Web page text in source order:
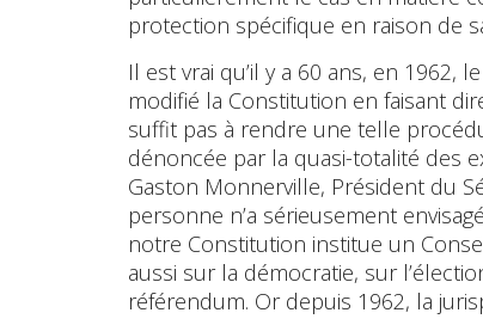
protection spécifique en raison de
Il est vrai qu’il y a 60 ans, en 1962,
modifié la Constitution en faisant
suffit pas à rendre une telle
dénoncée par la quasi-totalité des
Gaston Monnerville, Président du
personne n’a sérieusement
notre Constitution institue un
aussi sur la démocratie, sur
référendum. Or depuis 1962, la